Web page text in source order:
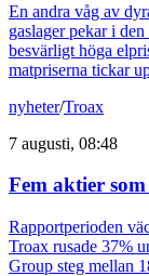
En andra våg av
gaslager pekar i
besvärligt höga
matpriserna tickar
nyheter/Troax
7 augusti, 08:48
Fem aktier
Rapportperioden
Troax rusade 37%
Group steg mellan